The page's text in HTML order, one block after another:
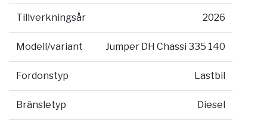
Tillverkningsår 2026
Modell/variant Jumper DH Chassi 335 140
Fordonstyp Lastbil
Bränsletyp Diesel